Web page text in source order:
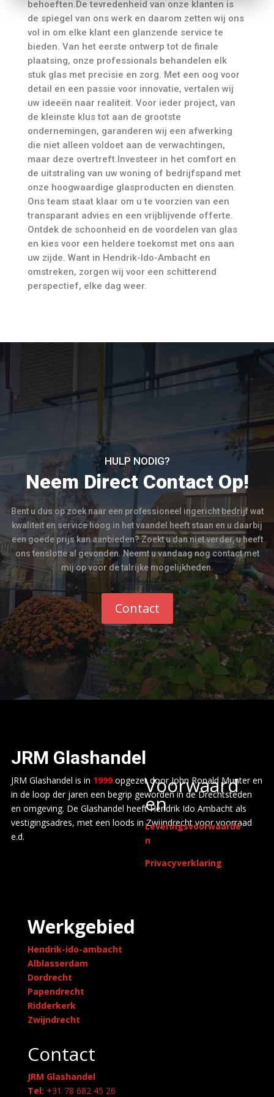
behoeften.De tevredenheid van onze klanten is
de spiegel van ons werk en daarom zetten wij ons
vol in om elke klant een glanzende service te
bieden. Van het eerste ontwerp tot de finale
plaatsing, onze professionals behandelen elk
stuk glas met precisie en zorg. Met een oog voor
detail en een passie voor innovatie, vertalen wij
uw ideeën naar realiteit. Voor ieder project, van
de kleinste klus tot aan de grootste
ondernemingen, garanderen wij een afwerking
die niet alleen voldoet aan de verwachtingen,
maar deze overtreft.Investeer in het comfort en
de uitstraling van uw woning of bedrijfspand met
onze hoogwaardige glasproducten en diensten.
Ons team staat klaar om u te voorzien van een
transparant advies en een vrijblijvende offerte.
Ontdek de schoonheid en de voordelen van glas
en kies voor een heldere toekomst met ons aan
uw zijde. Want in Hendrik-Ido-Ambacht en
omstreken, zorgen wij voor een schitterend
perspectief, elke dag weer.
HULP NODIG?
Neem Direct Contact Op!
Bent u dus op zoek naar een professioneel ingericht bedrijf wat
kwaliteit en service hoog in het vaandel heeft staan en u daarbij
een goede prijs kan aanbieden? Zoekt u dan niet verder, u heeft
ons tenslotte al gevonden. Neemt u vandaag nog contact met
mij op voor de talrijke mogelijkheden.
Contact
JRM Glashandel
JRM Glashandel is in 1999 opgezet door John Ronald Munter en
in de loop der jaren een begrip geworden in de Drechtsteden
en omgeving. De Glashandel heeft Hendrik Ido Ambacht als
vestigingsadres, met een loods in Zwijndrecht voor voorraad
e.d.
Voorwaard
en
Leveringsvoorwaarde
n
Privacyverklaring
Werkgebied
Hendrik-ido-ambacht
Alblasserdam
Dordrecht
Papendrecht
Ridderkerk
Zwijndrecht
Contact
JRM Glashandel
Tel: +31 78 682 45 26